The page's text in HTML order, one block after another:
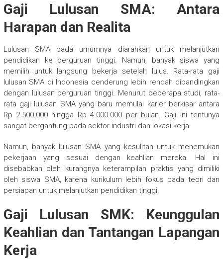
Gaji Lulusan SMA: Antara
Harapan dan Realita
Lulusan SMA pada umumnya diarahkan untuk melanjutkan
pendidikan ke perguruan tinggi. Namun, banyak siswa yang
memilih untuk langsung bekerja setelah lulus. Rata-rata gaji
lulusan SMA di Indonesia cenderung lebih rendah dibandingkan
dengan lulusan perguruan tinggi. Menurut beberapa studi, rata-
rata gaji lulusan SMA yang baru memulai karier berkisar antara
Rp 2.500.000 hingga Rp 4.000.000 per bulan. Gaji ini tentunya
sangat bergantung pada sektor industri dan lokasi kerja.
Namun, banyak lulusan SMA yang kesulitan untuk menemukan
pekerjaan yang sesuai dengan keahlian mereka. Hal ini
disebabkan oleh kurangnya keterampilan praktis yang dimiliki
oleh siswa SMA, karena kurikulum lebih fokus pada teori dan
persiapan untuk melanjutkan pendidikan tinggi.
Gaji Lulusan SMK: Keunggulan
Keahlian dan Tantangan Lapangan
Kerja